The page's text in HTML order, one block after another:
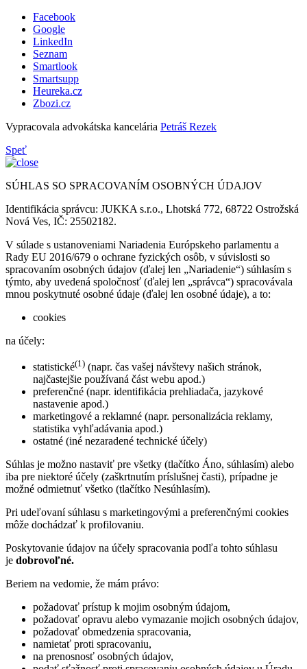
Facebook
Google
LinkedIn
Seznam
Smartlook
Smartsupp
Heureka.cz
Zbozi.cz
Vypracovala advokátska kancelária Petráš Rezek
Speť
SÚHLAS SO SPRACOVANÍM OSOBNÝCH ÚDAJOV
Identifikácia správcu: JUKKA s.r.o., Lhotská 772, 68722 Ostrožská
Nová Ves, IČ: 25502182.
V súlade s ustanoveniami Nariadenia Európskeho parlamentu a
Rady EU 2016/679 o ochrane fyzických osôb, v súvislosti so
spracovaním osobných údajov (ďalej len „Nariadenie“) súhlasím s
týmto, aby uvedená spoločnosť (ďalej len „správca“) spracovávala
mnou poskytnuté osobné údaje (ďalej len osobné údaje), a to:
cookies
na účely:
statistické(1) (napr. čas vašej návštevy našich stránok,
najčastejšie používaná část webu apod.)
preferenčné (napr. identifikácia prehliadača, jazykové
nastavenie apod.)
marketingové a reklamné (napr. personalizácia reklamy,
statistika vyhľadávania apod.)
ostatné (iné nezaradené technické účely)
Súhlas je možno nastaviť pre všetky (tlačítko Áno, súhlasím) alebo
iba pre niektoré účely (zaškrtnutím príslušnej časti), prípadne je
možné odmietnuť všetko (tlačítko Nesúhlasím).
Pri udeľovaní súhlasu s marketingovými a preferenčnými cookies
môže dochádzať k profilovaniu.
Poskytovanie údajov na účely spracovania podľa tohto súhlasu
je dobrovoľné.
Beriem na vedomie, že mám právo:
požadovať prístup k mojim osobným údajom,
požadovať opravu alebo vymazanie mojich osobných údajov,
požadovať obmedzenia spracovania,
namietať proti spracovaniu,
na prenosnosť osobných údajov,